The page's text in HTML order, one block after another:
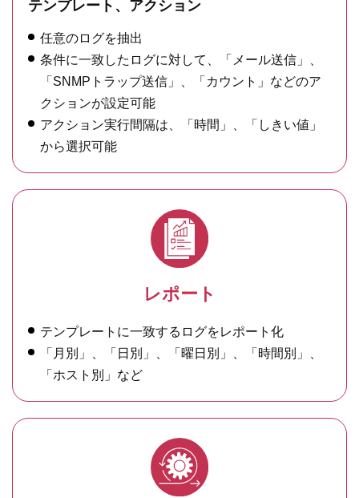
テンプレート、アクション
任意のログを抽出
条件に一致したログに対して、「メール送信」、
「SNMPトラップ送信」、「カウント」などのア
クションが設定可能
アクション実行間隔は、「時間」、「しきい値」
から選択可能
レポート
テンプレートに一致するログをレポート化
「月別」、「日別」、「曜日別」、「時間別」、
「ホスト別」など